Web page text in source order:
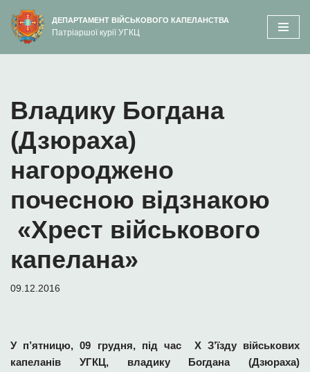
вмісту
Перейти
до
ДЕПАРТАМЕНТ ВІЙСЬКОВОГО КАПЕЛАНСТВА
Патріаршої курії УГКЦ
Владику Богдана
(Дзюраха)
нагороджено
почесною відзнакою
«Хрест військового
капелана»
09.12.2016
У п’ятницю, 09 грудня, під час Х З’їзду військових
капеланів УГКЦ, владику Богдана (Дзюраха)